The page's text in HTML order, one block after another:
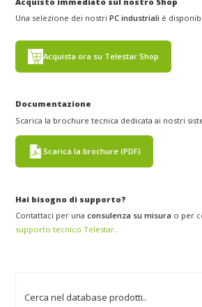
Una selezione dei nostriPC industriali è
Acquista ora su Telestar Shop
Documentazione
Scarica la brochure tecnica dedicata ai nostri
Scarica la brochure (PDF)
Hai bisogno di supporto?
Contattaci per unaconsulenza su misura o per
supporto tecnico Telestar.